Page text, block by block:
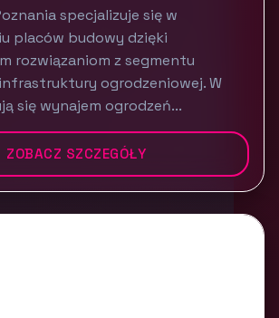
specjalizuje się w
placów budowy dzięki
rozwiązaniom z segmentu
ogrodzeniowej. W
się wynajem ogrodzeń...
ZOBACZ SZCZEGÓŁY